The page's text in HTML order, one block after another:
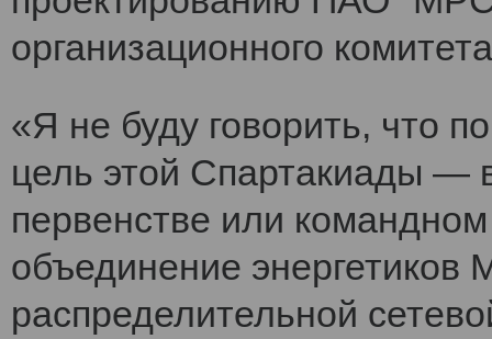
организационного
«Я не буду говорить, что
цель этой Спартакиады —
первенстве или
объединение энергетиков
распределительной